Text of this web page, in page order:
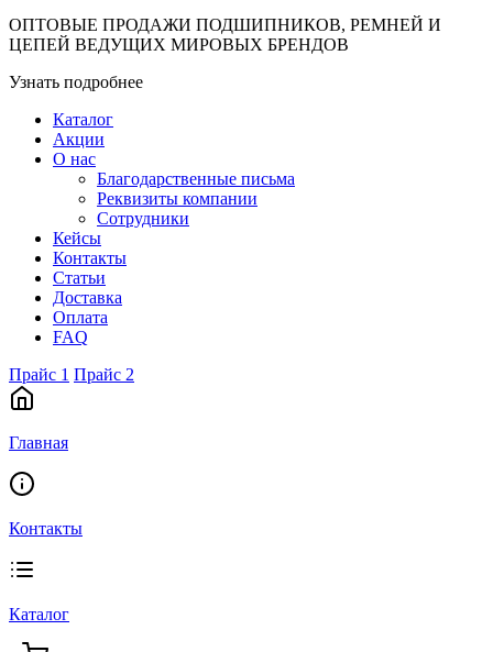
ОПТОВЫЕ ПРОДАЖИ ПОДШИПНИКОВ, РЕМНЕЙ И
ЦЕПЕЙ ВЕДУЩИХ МИРОВЫХ БРЕНДОВ
Узнать подробнее
Каталог
Акции
О нас
Благодарственные письма
Реквизиты компании
Сотрудники
Кейсы
Контакты
Статьи
Доставка
Оплата
FAQ
Прайс 1 Прайс 2
Главная
Контакты
Каталог